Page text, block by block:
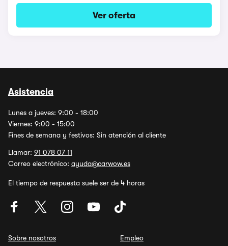
Ver oferta
Asistencia
Lunes a jueves: 9:00 - 18:00
Viernes: 9:00 - 15:00
Fines de semana y festivos: Sin atención al cliente
Llamar: 91 078 07 11
Correo electrónico: ayuda@carwow.es
El tiempo de respuesta suele ser de 4 horas
Sobre nosotros
Empleo